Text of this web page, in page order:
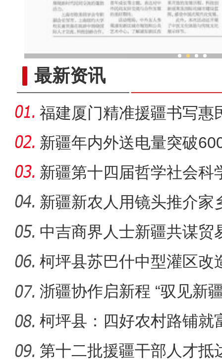
最新资讯
福建厦门精准援疆书写惠
新疆年内外送电量突破
新疆第十四届哲学社会科
新疆新农人用镜头推介家
兴
中吉商界人士新疆共谋贸
柯坪县苏巴什中型灌区改
浙疆协作启新程 “驭见新
务体
柯坪县：四好农村路铺就
村振兴高
第十二批援疆干部人才抵